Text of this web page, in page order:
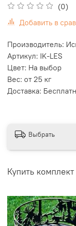
(0)
Добавить в
Производитель:
Артикул: IK-LES
Цвет: На выбор
Вес: от 25 кг
Доставка:
Выбрать
Купить комплект